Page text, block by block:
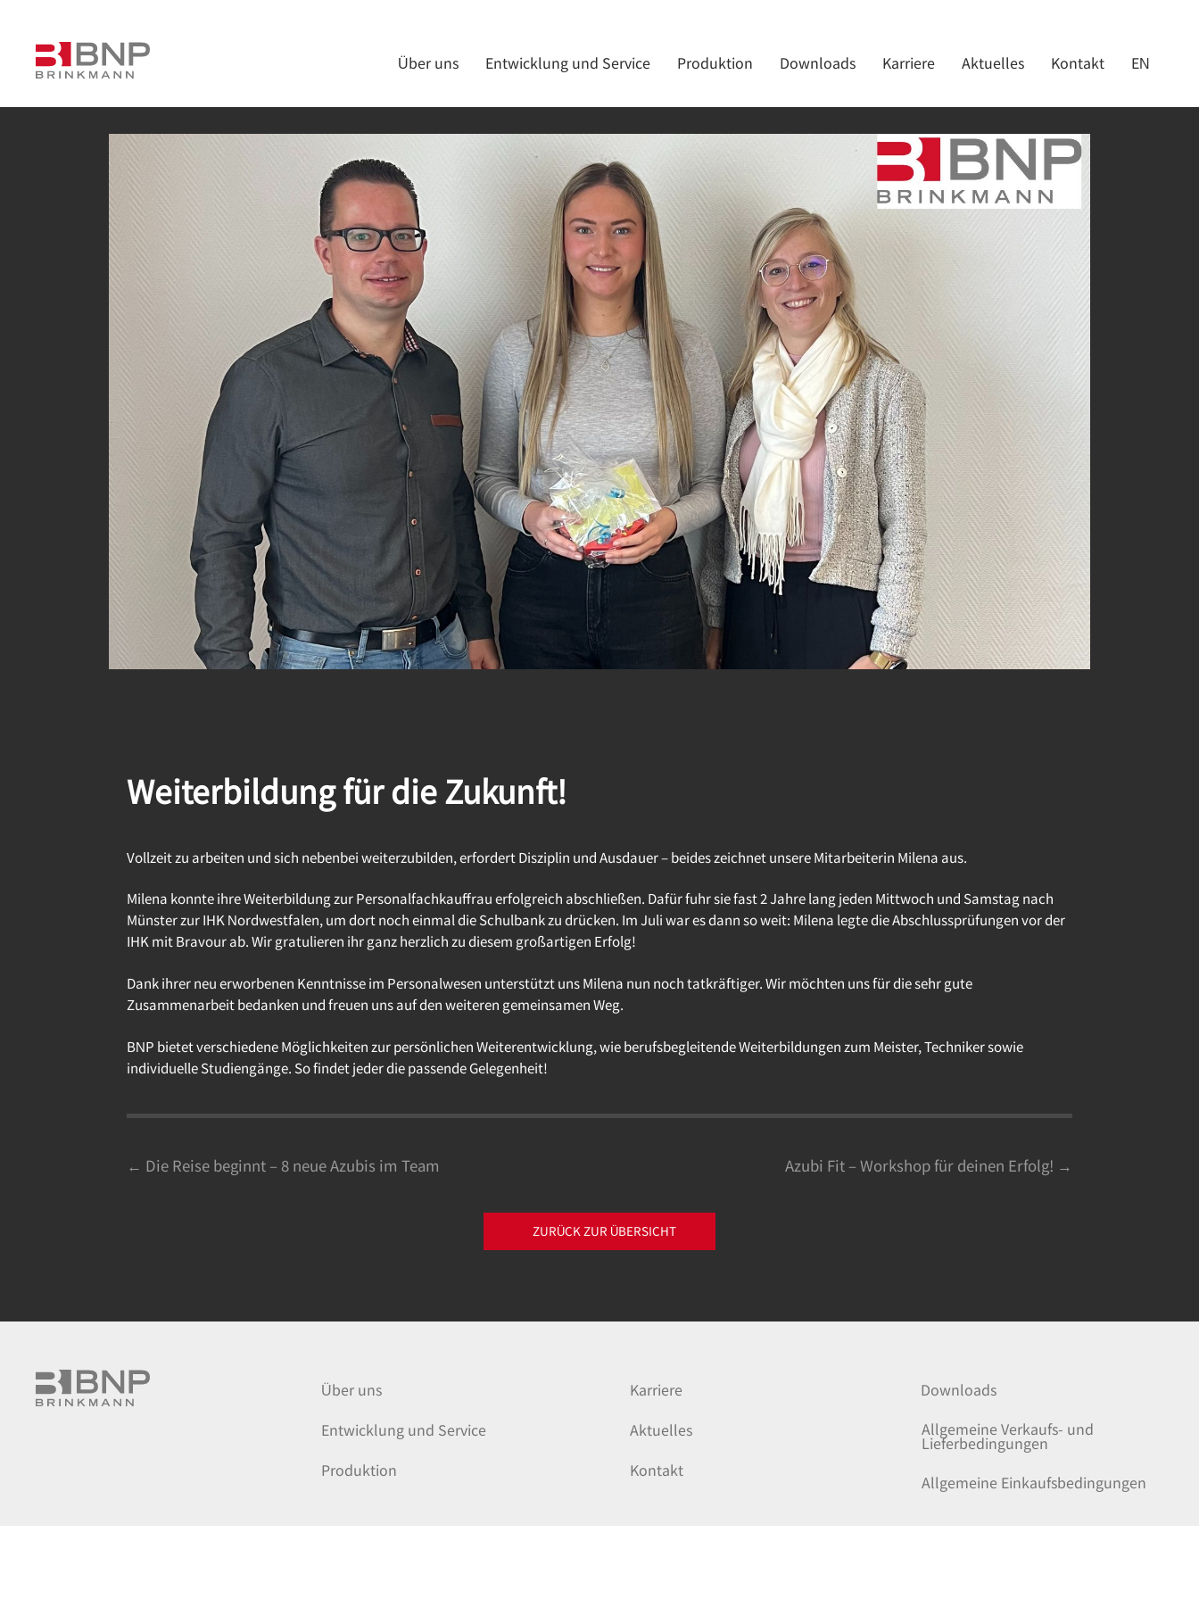
Über uns Entwicklung und Service Produktion Downloads Karriere Aktuelles Kontakt EN
Weiterbildung für die Zukunft!
Vollzeit zu arbeiten und sich nebenbei weiterzubilden, erfordert Disziplin und Ausdauer – beides zeichnet unsere Mitarbeiterin Milena aus.
Milena konnte ihre Weiterbildung zur Personalfachkauffrau erfolgreich abschließen. Dafür fuhr sie fast 2 Jahre lang jeden Mittwoch und Samstag nach
Münster zur IHK Nordwestfalen, um dort noch einmal die Schulbank zu drücken. Im Juli war es dann so weit: Milena legte die Abschlussprüfungen vor der
IHK mit Bravour ab. Wir gratulieren ihr ganz herzlich zu diesem großartigen Erfolg!
Dank ihrer neu erworbenen Kenntnisse im Personalwesen unterstützt uns Milena nun noch tatkräftiger. Wir möchten uns für die sehr gute
Zusammenarbeit bedanken und freuen uns auf den weiteren gemeinsamen Weg.
BNP bietet verschiedene Möglichkeiten zur persönlichen Weiterentwicklung, wie berufsbegleitende Weiterbildungen zum Meister, Techniker sowie
individuelle Studiengänge. So findet jeder die passende Gelegenheit!
Posts
← Die Reise beginnt – 8 neue Azubis im Team Azubi Fit – Workshop für deinen Erfolg! →
ZURÜCK ZUR ÜBERSICHT
Über uns
Entwicklung und Service
Produktion
Karriere
Aktuelles
Kontakt
Downloads
Allgemeine Verkaufs- und
Lieferbedingungen
Allgemeine Einkaufsbedingungen